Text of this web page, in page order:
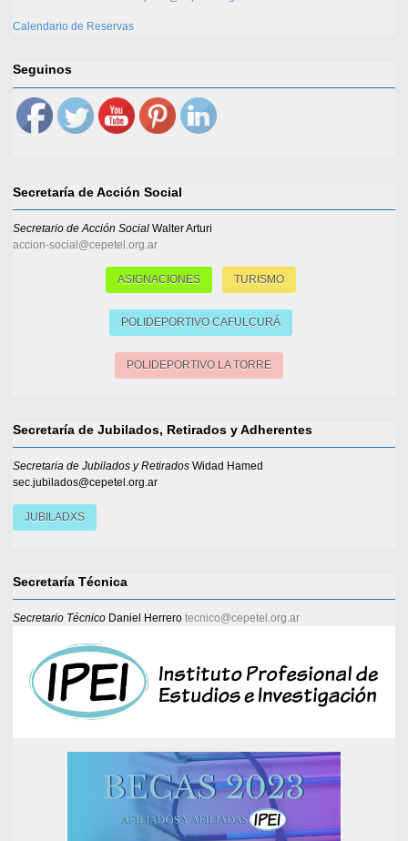
Calendario de Reservas
Seguinos
Secretaría de Acción Social
Secretario de Acción Social Walter Arturi
accion-social@cepetel.org.ar
ASIGNACIONES TURISMO
POLIDEPORTIVO CAFULCURÁ
POLIDEPORTIVO LA TORRE
Secretaría de Jubilados, Retirados y Adherentes
Secretaria de Jubilados y Retirados Widad Hamed
sec.jubilados@cepetel.org.ar
JUBILADXS
Secretaría Técnica
Secretario Técnico Daniel Herrero tecnico@cepetel.org.ar